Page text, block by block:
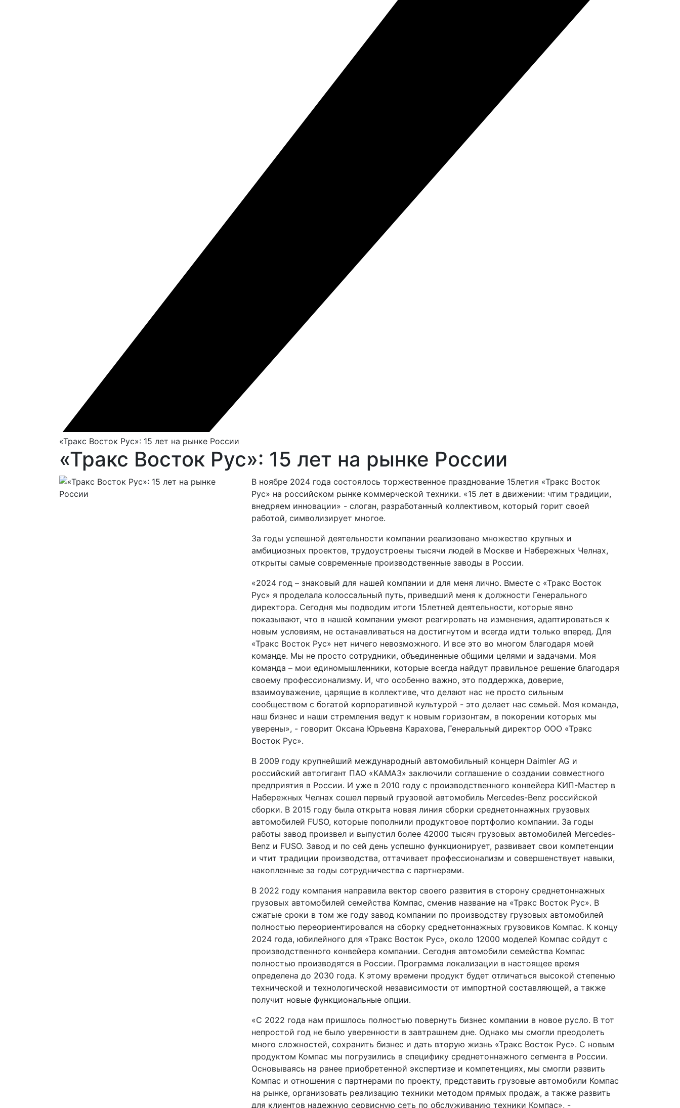
«Тракс Восток Рус»: 15 лет на рынке России
«Тракс Восток Рус»: 15 лет на рынке России
В ноябре 2024 года состоялось торжественное празднование 15летия «Тракс Восток
Рус» на российском рынке коммерческой техники. «15 лет в движении: чтим традиции,
внедряем инновации» - слоган, разработанный коллективом, который горит своей
работой, символизирует многое.
За годы успешной деятельности компании реализовано множество крупных и
амбициозных проектов, трудоустроены тысячи людей в Москве и Набережных Челнах,
открыты самые современные производственные заводы в России.
«2024 год – знаковый для нашей компании и для меня лично. Вместе с «Тракс Восток
Рус» я проделала колоссальный путь, приведший меня к должности Генерального
директора. Сегодня мы подводим итоги 15летней деятельности, которые явно
показывают, что в нашей компании умеют реагировать на изменения, адаптироваться к
новым условиям, не останавливаться на достигнутом и всегда идти только вперед. Для
«Тракс Восток Рус» нет ничего невозможного. И все это во многом благодаря моей
команде. Мы не просто сотрудники, объединенные общими целями и задачами. Моя
команда – мои единомышленники, которые всегда найдут правильное решение благодаря
своему профессионализму. И, что особенно важно, это поддержка, доверие,
взаимоуважение, царящие в коллективе, что делают нас не просто сильным
сообществом с богатой корпоративной культурой - это делает нас семьей. Моя команда,
наш бизнес и наши стремления ведут к новым горизонтам, в покорении которых мы
уверены», - говорит Оксана Юрьевна Карахова, Генеральный директор ООО «Тракс
Восток Рус».
В 2009 году крупнейший международный автомобильный концерн Daimler AG и
российский автогигант ПАО «КАМАЗ» заключили соглашение о создании совместного
предприятия в России. И уже в 2010 году с производственного конвейера КИП-Мастер в
Набережных Челнах сошел первый грузовой автомобиль Mercedes-Benz российской
сборки. В 2015 году была открыта новая линия сборки среднетоннажных грузовых
автомобилей FUSO, которые пополнили продуктовое портфолио компании. За годы
работы завод произвел и выпустил более 42000 тысяч грузовых автомобилей Mercedes-
Benz и FUSO. Завод и по сей день успешно функционирует, развивает свои компетенции
и чтит традиции производства, оттачивает профессионализм и совершенствует навыки,
накопленные за годы сотрудничества с партнерами.
В 2022 году компания направила вектор своего развития в сторону среднетоннажных
грузовых автомобилей семейства Компас, сменив название на «Тракс Восток Рус». В
сжатые сроки в том же году завод компании по производству грузовых автомобилей
полностью переориентировался на сборку среднетоннажных грузовиков Компас. К концу
2024 года, юбилейного для «Тракс Восток Рус», около 12000 моделей Компас сойдут с
производственного конвейера компании. Сегодня автомобили семейства Компас
полностью производятся в России. Программа локализации в настоящее время
определена до 2030 года. К этому времени продукт будет отличаться высокой степенью
технической и технологической независимости от импортной составляющей, а также
получит новые функциональные опции.
«С 2022 года нам пришлось полностью повернуть бизнес компании в новое русло. В тот
непростой год не было уверенности в завтрашнем дне. Однако мы смогли преодолеть
много сложностей, сохранить бизнес и дать вторую жизнь «Тракс Восток Рус». С новым
продуктом Компас мы погрузились в специфику среднетоннажного сегмента в России.
Основываясь на ранее приобретенной экспертизе и компетенциях, мы смогли развить
Компас и отношения с партнерами по проекту, представить грузовые автомобили Компас
на рынке, организовать реализацию техники методом прямых продаж, а также развить
для клиентов надежную сервисную сеть по обслуживанию техники Компас», -